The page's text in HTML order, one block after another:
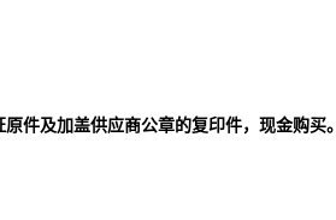
件及加盖供应商公章的复印件，现金购买。